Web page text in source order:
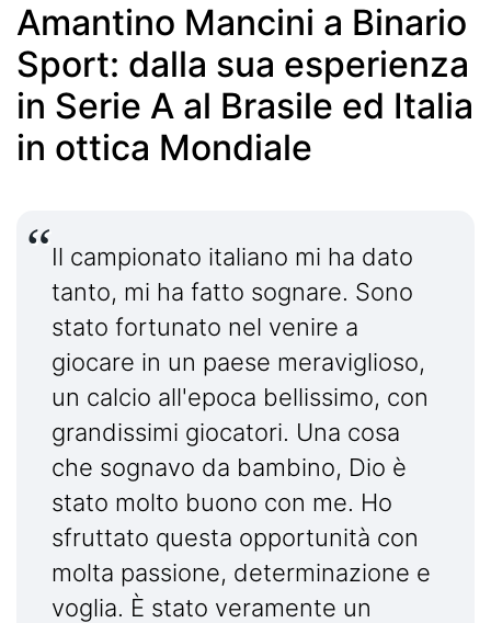
Amantino Mancini a Binario
Sport: dalla sua esperienza
in Serie A al Brasile ed Italia
in ottica Mondiale
Il campionato italiano mi ha dato
tanto, mi ha fatto sognare. Sono
stato fortunato nel venire a
giocare in un paese meraviglioso,
un calcio all'epoca bellissimo, con
grandissimi giocatori. Una cosa
che sognavo da bambino, Dio è
stato molto buono con me. Ho
sfruttato questa opportunità con
molta passione, determinazione e
voglia. È stato veramente un